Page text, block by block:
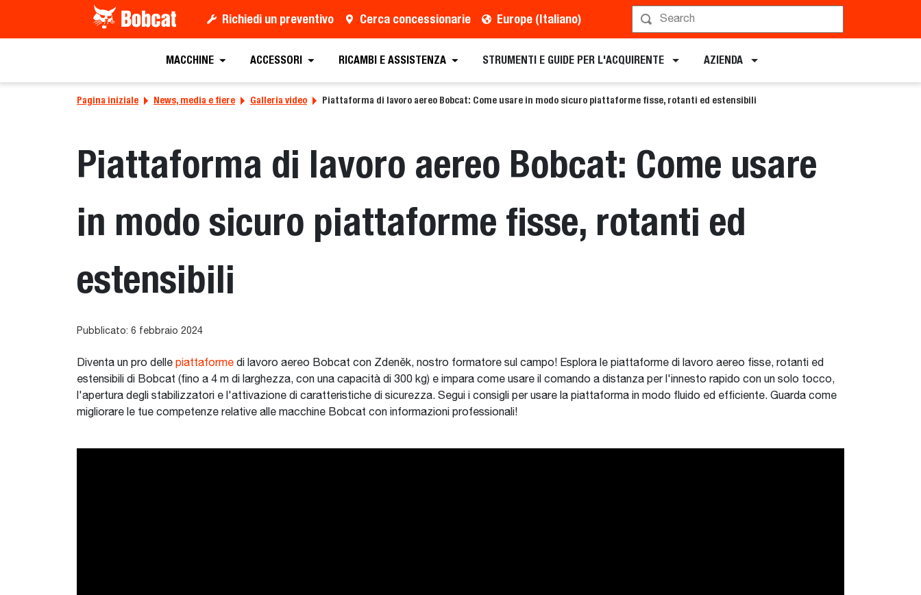
Richiedi un preventivo Cerca concessionarie Europe (Italiano)
MACCHINE ACCESSORI RICAMBI E ASSISTENZA STRUMENTI E GUIDE PER L'ACQUIRENTE AZIENDA
Pagina iniziale News, media e fiere Galleria video Piattaforma di lavoro aereo Bobcat: Come usare in modo sicuro piattaforme fisse, rotanti ed estensibili
Piattaforma di lavoro aereo Bobcat: Come usare
in modo sicuro piattaforme fisse, rotanti ed
estensibili
Pubblicato: 6 febbraio 2024
Diventa un pro delle piattaforme di lavoro aereo Bobcat con Zdeněk, nostro formatore sul campo! Esplora le piattaforme di lavoro aereo fisse, rotanti ed
estensibili di Bobcat (fino a 4 m di larghezza, con una capacità di 300 kg) e impara come usare il comando a distanza per l'innesto rapido con un solo tocco,
l'apertura degli stabilizzatori e l'attivazione di caratteristiche di sicurezza. Segui i consigli per usare la piattaforma in modo fluido ed efficiente. Guarda come
migliorare le tue competenze relative alle macchine Bobcat con informazioni professionali!